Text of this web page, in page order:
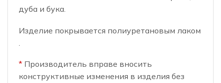
дуба и бука.
Изделие покрывается полиуретановым лаком
* Производитель вправе вносить
конструктивные изменения в изделия без